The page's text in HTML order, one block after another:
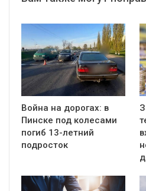
Война на дорогах: в
Пинске под колесами
погиб 13-летний
подросток